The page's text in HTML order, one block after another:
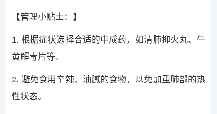
【管理小贴士：】
1. 根据症状选择合适的中成药，如清肺抑火丸、牛
黄解毒片等。
2. 避免食用辛辣、油腻的食物，以免加重肺部的热
性状态。